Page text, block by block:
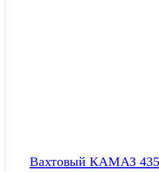
Вахтовый КАМАЗ